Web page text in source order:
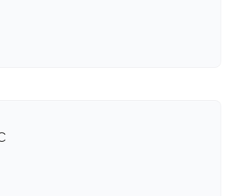
avanzato”: il fuso gira il
processo mainstream nella